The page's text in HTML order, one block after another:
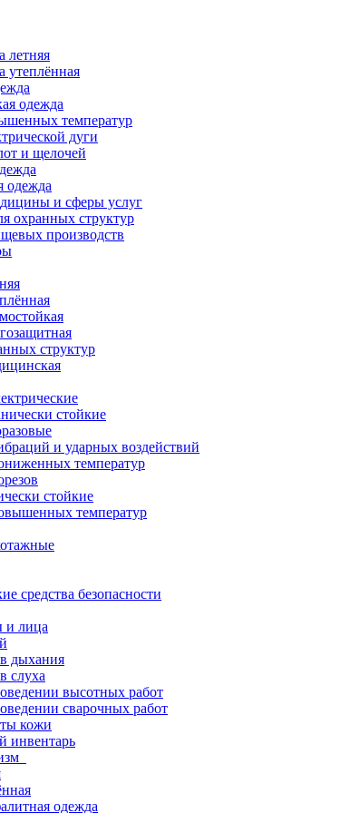
летняя
утеплённая
одежда
температур
дуги
и щелочей
одежда
и сферы услуг
охранных структур
производств
структур
стойкие
и ударных воздействий
температур
стойкие
температур
средства безопасности
и лица
дыхания
слуха
высотных работ
сварочных работ
кожи
инвентарь
одежда